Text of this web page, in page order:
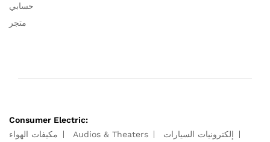
حسابي
متجر
Consumer Electric:
مكيفات الهواء
Audios & Theaters
إلكترونيات السيارات